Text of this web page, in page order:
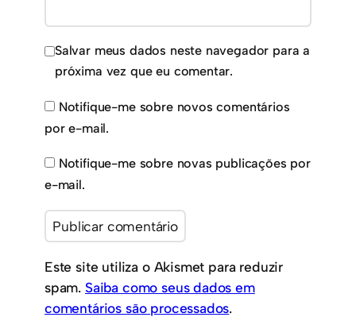
Salvar meus dados neste navegador para a
próxima vez que eu comentar.
Notifique-me sobre novos comentários
por e-mail.
Notifique-me sobre novas publicações por
e-mail.
Este site utiliza o Akismet para reduzir
spam. Saiba como seus dados em
comentários são processados.